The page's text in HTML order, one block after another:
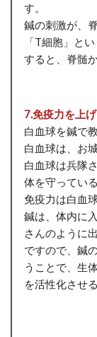
す。
鍼の刺激が、
「T細胞」と
すると、脊髄
7.免疫力を上
白血球を鍼で
白血球は、お
白血球は兵隊
体を守っている
免疫力は白血
鍼は、体内に
さんのように
ですので、鍼
うことで、生
を活性化させ